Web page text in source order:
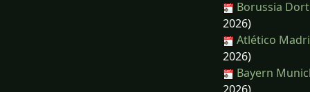
Borussia
2026)
Atlético
2026)
Bayern